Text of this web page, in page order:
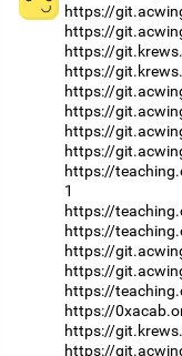
https://
https://
https://
https://
https://
https://
https://
https://
https://
1
https://
https://
https://
https://
https://
https://
https://
https://